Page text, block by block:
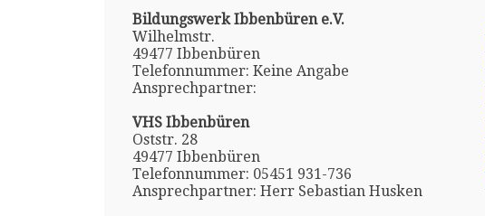
Bildungswerk Ibbenbüren e.V.
Wilhelmstr.
49477 Ibbenbüren
Telefonnummer: Keine Angabe
Ansprechpartner:
VHS Ibbenbüren
Oststr. 28
49477 Ibbenbüren
Telefonnummer: 05451 931-736
Ansprechpartner: Herr Sebastian Husken